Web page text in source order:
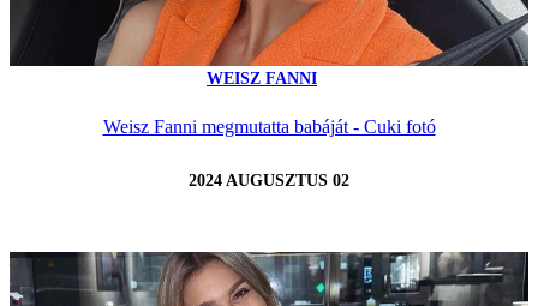
WEISZ FANNI
Weisz Fanni megmutatta babáját - Cuki fotó
2024 AUGUSZTUS 02